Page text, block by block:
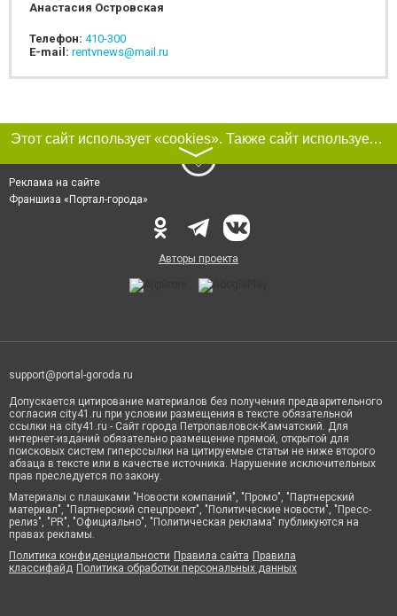
Анастасия Островская
Телефон: 410-300
E-mail: rentvnews@mail.ru
Этот сайт использует «cookies». Также сайт использует интернет-сервис для сбора технических данных касательно посетителей с целью получения маркетинговой и статистической информации. Условия обработки данных посетителей сайта см.
〉
Реклама на сайте
Франшиза «Портал-города»
Авторы проекта
support@portal-goroda.ru
Допускается цитирование материалов без получения предварительного
согласия city41.ru при условии размещения в тексте обязательной
ссылки на city41.ru - Сайт города Петропавловск-Камчатский. Для
интернет-изданий обязательно размещение прямой, открытой для
поисковых систем гиперссылки на цитируемые статьи не ниже второго
абзаца в тексте или в качестве источника. Нарушение исключительных
прав преследуется по закону.
Материалы с плашками "Новости компаний", "Промо", "Партнерский
материал", "Партнерский спецпроект", "Политические новости", "Пресс-
релиз", "PR", "Официально", "Политическая реклама" публикуются на
правах рекламы.
Политика конфиденциальности Правила сайта Правила
классифайд Политика обработки персональных данных